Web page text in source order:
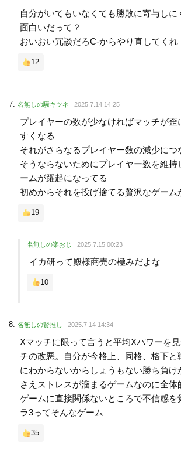
自分がいてもいなくても勝敗に寄与しに
面白いだって？
おいおい冗談だろC-からやり直してくれ
12
名無しの騒キツネ 2025.7.14 14:25
プレイヤーの数が少なければマッチが歪
すくなる
それがさらなるプレイヤー数の減少につ
そうならないためにプレイヤー数を維持
ームが躍起になってる
初めからそれを投げ捨てる贅沢なゲーム
19
名無しの楽おじ 2025.7.15 00:23
イカ研って殿様商売の極みだよな
10
名無しの賢推し 2025.7.14 14:34
Xマッチに限って言うと平均Xパワーを
チの改悪。自分が今格上、同格、格下と
にわからないからしょうもない勝ち負け
さえストレスが溜まるゲームなのに全体
ゲームに直接関係ないところで不信感を
ラ3ってそんなゲーム
35